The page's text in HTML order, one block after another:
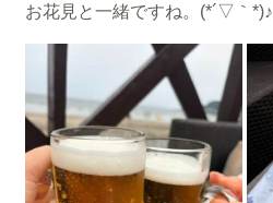
お花見と一緒ですね。(*´▽｀*)♪